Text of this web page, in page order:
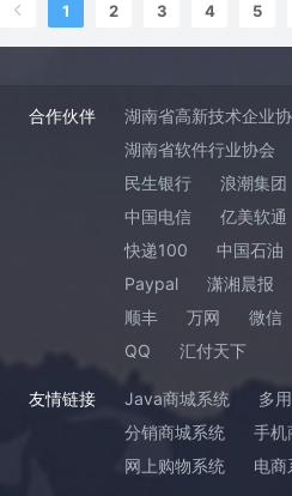
1 2 3 4 5
合作伙伴
湖南省高新技术企业
湖南省软件行业协会
民生银行
浪潮集团
中国电信
亿美软通
快递100
中国石油
Paypal
潇湘晨报
顺丰
万网 微信
QQ
汇付天下
友情链接 Java商城系统
多
分销商城系统
手机
网上购物系统
电商